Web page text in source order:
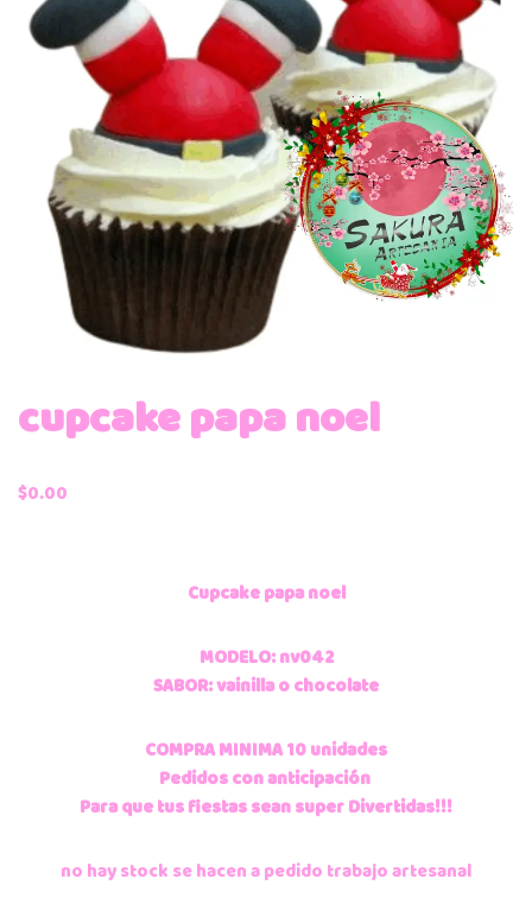
cupcake papa noel
$0.00
Cupcake papa noel
MODELO: nv042
SABOR: vainilla o chocolate
COMPRA MINIMA 10 unidades
Pedidos con anticipación
Para que tus fiestas sean super Divertidas!!!
no hay stock se hacen a pedido trabajo artesanal